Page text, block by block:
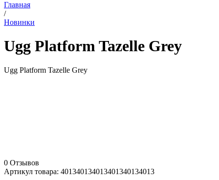
Главная
/
Новинки
Ugg Platform Tazelle Grey
Ugg Platform Tazelle Grey
0 Отзывов
Артикул товара: 401340134013401340134013